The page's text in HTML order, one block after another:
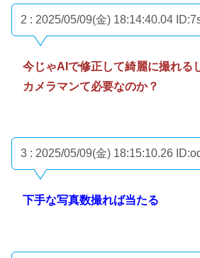
2 : 2025/05/09(金) 18:14:40.04
今じゃAIで修正して綺麗に撮れる
カメラマンて必要なのか？
3 : 2025/05/09(金) 18:15:10.26
下手な写真数撮れば当たる